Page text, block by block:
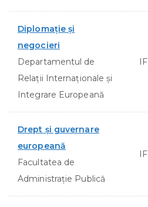
Diplomaţie şi
negocieri
Departamentul de
Relații Internaționale și
Integrare Europeană
IF
Drept şi guvernare
europeană
Facultatea de
Administraţie Publică
IF